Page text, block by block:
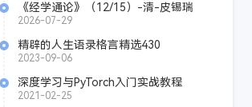
《经学通论》（12/15）-清-皮锡瑞
2026-07-29
精辟的人生语录格言精选430
2023-09-06
深度学习与PyTorch入门实战教程
2021-02-25